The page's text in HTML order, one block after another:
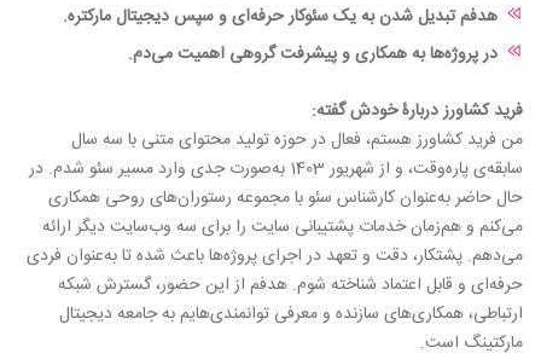
هدفم تبدیل شدن به یک سئوکار حرفه‌ای و سپس دیجیتال مارکتره.
در پروژه‌ها به همکاری و پیشرفت گروهی اهمیت می‌دم.
فرید کشاورز دربارۀ خودش گفته:
من فرید کشاورز هستم، فعال در حوزه تولید محتوای متنی با سه سال
سابقه‌ی پاره‌وقت، و از شهریور 1403 به‌صورت جدی وارد مسیر سئو شدم. در
حال حاضر به‌عنوان کارشناس سئو با مجموعه رستوران‌های روحی همکاری
می‌کنم و هم‌زمان خدمات پشتیبانی سایت را برای سه وب‌سایت دیگر ارائه
می‌دهم. پشتکار، دقت و تعهد در اجرای پروژه‌ها باعث شده تا به‌عنوان فردی
حرفه‌ای و قابل اعتماد شناخته شوم. هدفم از این حضور، گسترش شبکه
ارتباطی، همکاری‌های سازنده و معرفی توانمندی‌هایم به جامعه دیجیتال
مارکتینگ است.